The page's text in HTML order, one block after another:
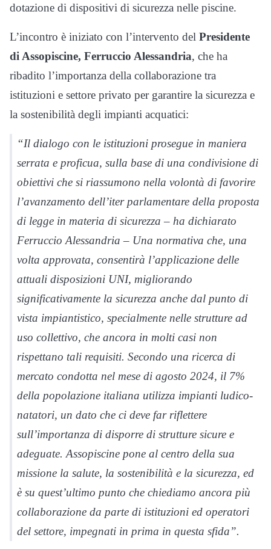
dotazione di dispositivi di sicurezza nelle piscine.
L’incontro è iniziato con l’intervento del Presidente
di Assopiscine, Ferruccio Alessandria, che ha
ribadito l’importanza della collaborazione tra
istituzioni e settore privato per garantire la sicurezza e
la sostenibilità degli impianti acquatici:
“Il dialogo con le istituzioni prosegue in maniera
serrata e proficua, sulla base di una condivisione di
obiettivi che si riassumono nella volontà di favorire
l’avanzamento dell’iter parlamentare della proposta
di legge in materia di sicurezza – ha dichiarato
Ferruccio Alessandria – Una normativa che, una
volta approvata, consentirà l’applicazione delle
attuali disposizioni UNI, migliorando
significativamente la sicurezza anche dal punto di
vista impiantistico, specialmente nelle strutture ad
uso collettivo, che ancora in molti casi non
rispettano tali requisiti. Secondo una ricerca di
mercato condotta nel mese di agosto 2024, il 7%
della popolazione italiana utilizza impianti ludico-
natatori, un dato che ci deve far riflettere
sull’importanza di disporre di strutture sicure e
adeguate. Assopiscine pone al centro della sua
missione la salute, la sostenibilità e la sicurezza, ed
è su quest’ultimo punto che chiediamo ancora più
collaborazione da parte di istituzioni ed operatori
del settore, impegnati in prima in questa sfida”.